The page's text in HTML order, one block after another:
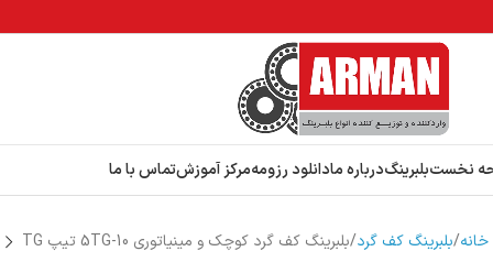
نخستبلبرینگدرباره مادانلود رزومهمرکز آموزشتماس با ما
خانه بلبرینگ کف گرد بلبرینگ کف گرد کوچک و مینیاتوری 5TG-10 تیپ TG